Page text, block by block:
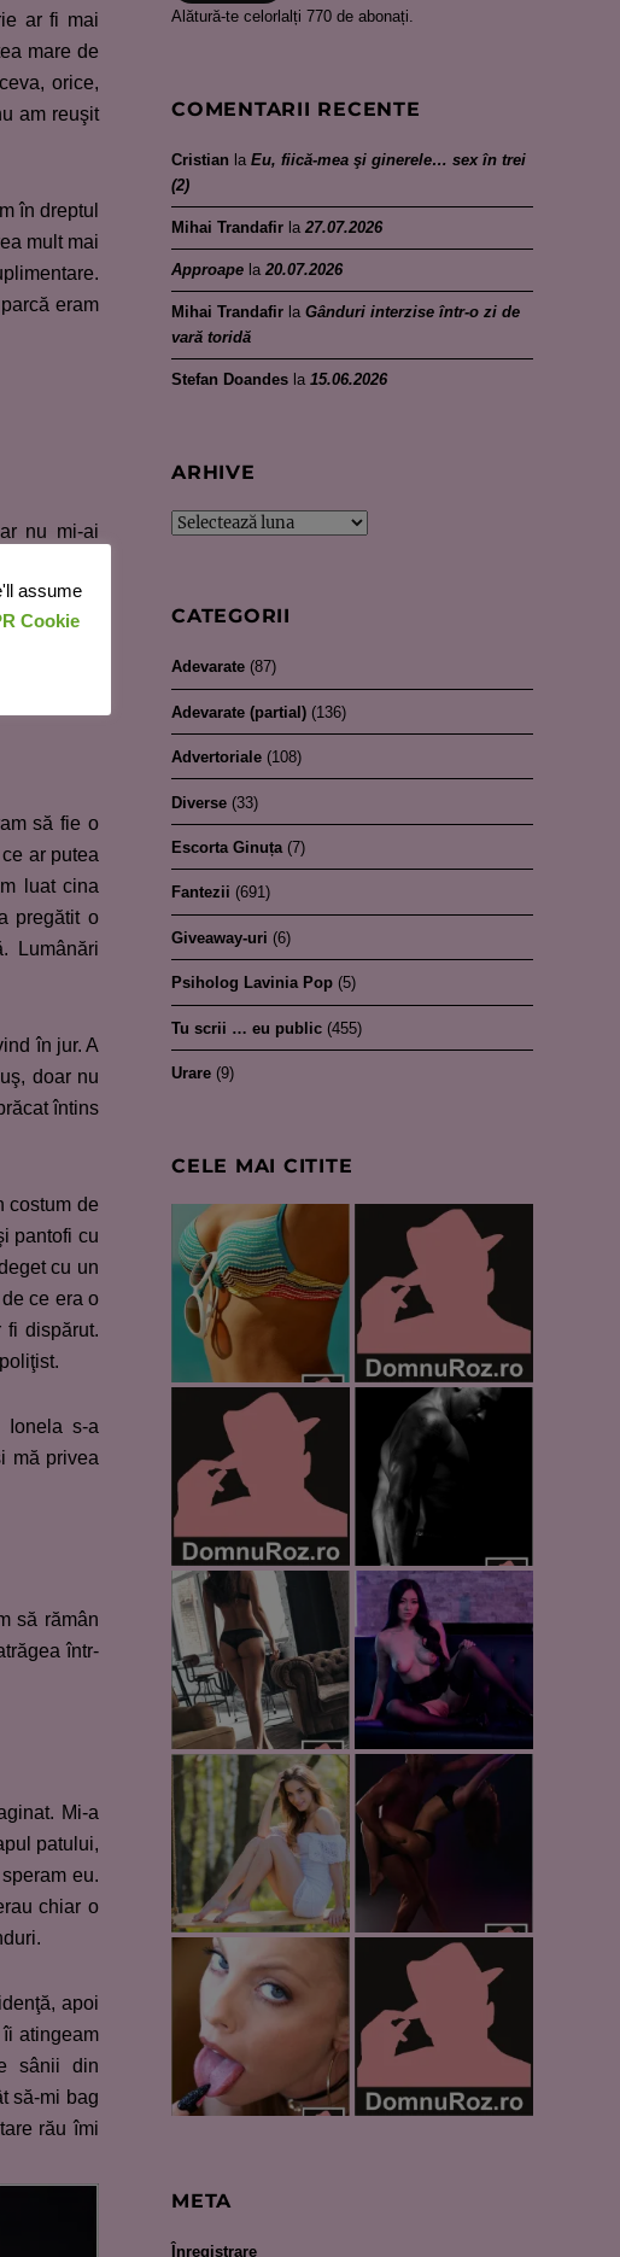
ar fi mai
mare de
orice,
am reuşit
în dreptul
mult mai
eram
nu mi-ai
să fie o
ar putea
luat cina
pregătit o
Lumânări
în jur. A
doar nu
întins
costum de
pantofi cu
cu un
ce era o
fi dispărut.
Ionela s-a
mă privea
să rămân
într-
Mi-a
patului,
eu.
chiar o
apoi
atingeam
sânii din
să-mi bag
rău îmi
Alătură-te celorlalți 770 de abonați.
COMENTARII RECENTE
Cristian la Eu, fiică-mea şi ginerele… sex în trei
(2)
Mihai Trandafir la 27.07.2026
Approape la 20.07.2026
Mihai Trandafir la Gânduri interzise într-o zi de
vară toridă
Stefan Doandes la 15.06.2026
ARHIVE
Arhive
CATEGORII
Adevarate (87)
Adevarate (partial) (136)
Advertoriale (108)
Diverse (33)
Escorta Ginuța (7)
Fantezii (691)
Giveaway-uri (6)
Psiholog Lavinia Pop (5)
Tu scrii … eu public (455)
Urare (9)
CELE MAI CITITE
META
Înregistrare
assume
Cookie